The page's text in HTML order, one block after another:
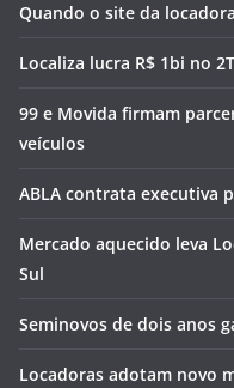
Quando o site da
Localiza lucra R$ 1bi no
99 e Movida firmam
veículos
ABLA contrata executiva
Mercado aquecido leva
Sul
Seminovos de dois anos
Locadoras adotam novo